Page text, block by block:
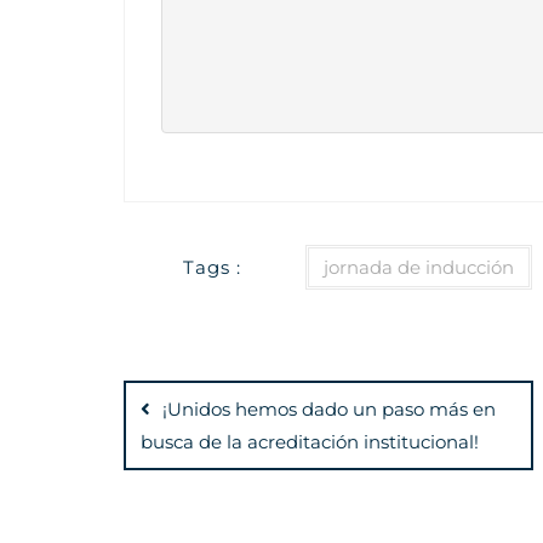
Tags : jornada de inducción
Navegación
de
¡Unidos hemos dado un paso más en
busca de la acreditación institucional!